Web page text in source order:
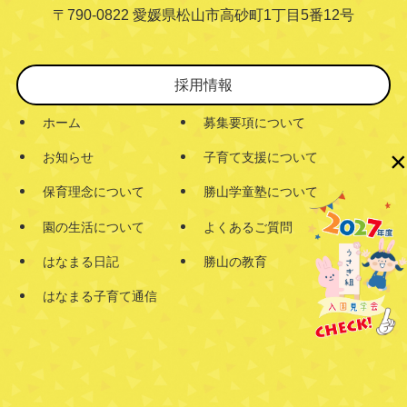
〒790-0822 愛媛県松山市高砂町1丁目5番12号
採用情報
ホーム
お知らせ
保育理念について
園の生活について
はなまる日記
はなまる子育て通信
募集要項について
子育て支援について
勝山学童塾について
よくあるご質問
勝山の教育
×